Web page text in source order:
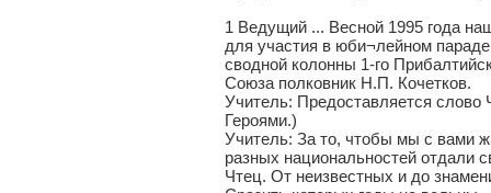
1 Ведущий ... Весной 1995 года
для участия в юби¬лейном
сводной колонны 1-го
Союза полковник Н.П. Кочетков.
Учитель: Предоставляется слово
Героями.)
Учитель: За то, чтобы мы с вами
разных национальностей отдали
Чтец. От неизвестных и до